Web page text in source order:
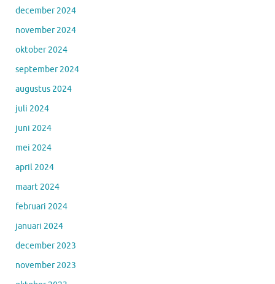
december 2024
november 2024
oktober 2024
september 2024
augustus 2024
juli 2024
juni 2024
mei 2024
april 2024
maart 2024
februari 2024
januari 2024
december 2023
november 2023